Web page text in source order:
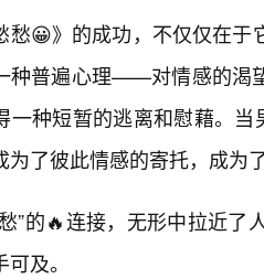
愁😀》的成功，不仅仅在
种普遍心理——对情感的渴
一种短暂的逃离和慰藉。
为了彼此情感的寄托，成为
”的🔥连接，无形中拉近
及。